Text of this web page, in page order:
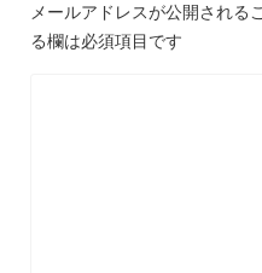
メールアドレスが公開される
る欄は必須項目です